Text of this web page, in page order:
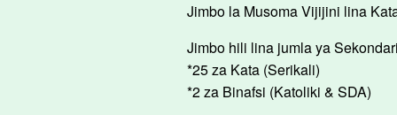
Jimbo la Musoma Vijijini lina
Jimbo hili lina jumla ya
*25 za Kata (Serikali)
*2 za Binafsi (Katoliki & SDA)